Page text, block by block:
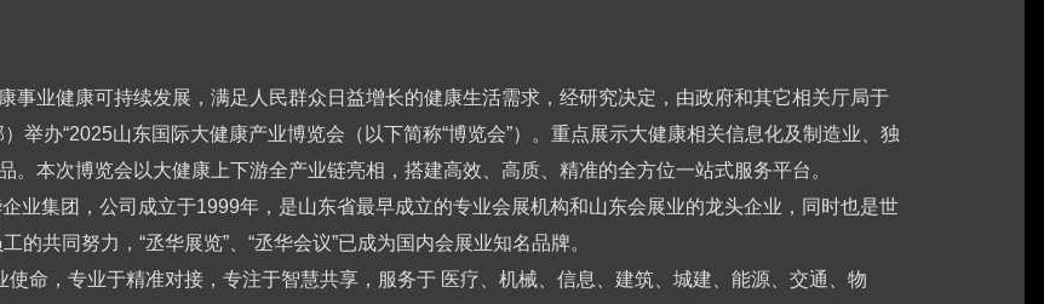
事业健康可持续发展，满足人民群众日益增长的健康生活需求，经研究决定，由政府和其它相关厅局于
举办“2025山东国际大健康产业博览会（以下简称“博览会”）。重点展示大健康相关信息化及制造业、独
。本次博览会以大健康上下游全产业链亮相，搭建高效、高质、精准的全方位一站式服务平台。
业集团，公司成立于1999年，是山东省最早成立的专业会展机构和山东会展业的龙头企业，同时也是世
的共同努力，“丞华展览”、“丞华会议”已成为国内会展业知名品牌。
使命，专业于精准对接，专注于智慧共享，服务于 医疗、机械、信息、建筑、城建、能源、交通、物